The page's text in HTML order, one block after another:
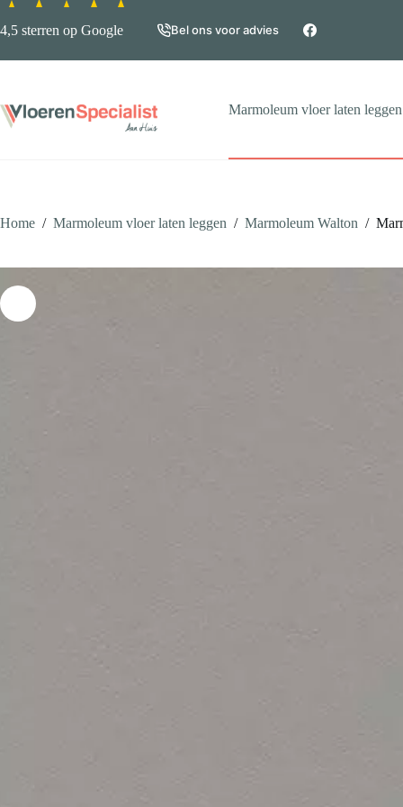
Ga
naar
de
4,5 sterren op Google Bel ons voor advies
Marmoleum vloer laten leggen
Home / Marmoleum vloer laten leggen / Marmoleum Walton /